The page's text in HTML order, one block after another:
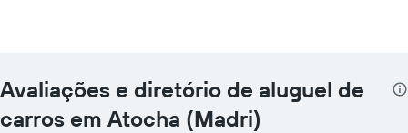
Avaliações e diretório de aluguel de
carros em Atocha (Madri)